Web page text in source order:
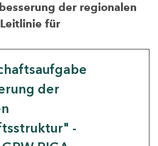
der regionalen
für
der
-